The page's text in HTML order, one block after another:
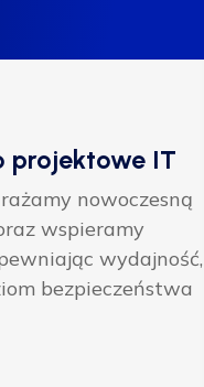
projektowe IT
nowoczesną
wspieramy
wydajność,
bezpieczeństwa